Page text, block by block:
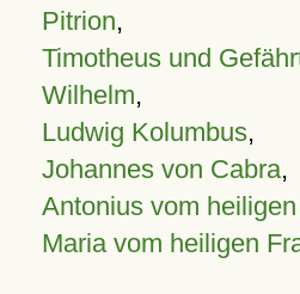
Pitrion,
Timotheus und
Wilhelm,
Ludwig Kolumbus,
Johannes von Cabra,
Antonius vom
Maria vom heiligen